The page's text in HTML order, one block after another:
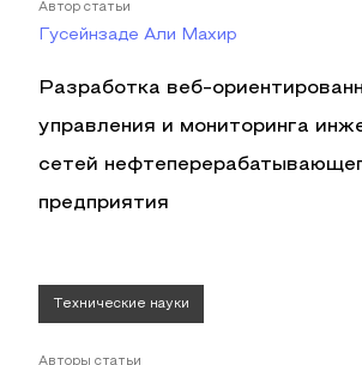
Автор статьи
Гусейнзаде Али Махир
Разработка веб-
управления и мониторинга
сетей
предприятия
Технические науки
Авторы статьи